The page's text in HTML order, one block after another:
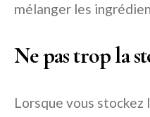
mélanger les
Ne pas trop la
Lorsque vous